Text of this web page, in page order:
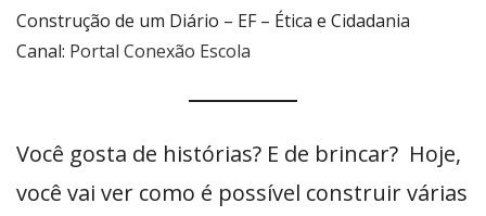
Construção de um Diário – EF – Ética e Cidadania
Canal: Portal Conexão Escola
Você gosta de histórias? E de brincar? Hoje,
você vai ver como é possível construir várias